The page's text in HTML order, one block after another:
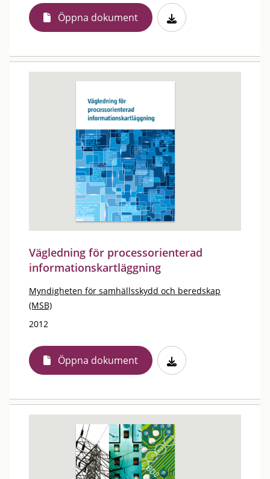
Öppna dokument
Vägledning för processorienterad
informationskartläggning
Myndigheten för samhällsskydd och beredskap
(MSB)
2012
Öppna dokument